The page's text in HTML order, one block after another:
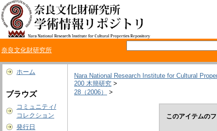
奈良文化財研究所
ホーム
ブラウズ
コミュニティ/
コレクション
発行日
Nara National Research Institute for Cultural
200 木簡研究 >
28（2006）
>
このアイテムの